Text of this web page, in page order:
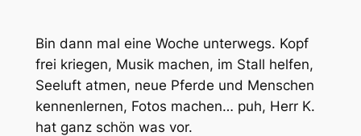
Bin dann mal eine Woche unterwegs. Kopf
frei kriegen, Musik machen, im Stall helfen,
Seeluft atmen, neue Pferde und Menschen
kennenlernen, Fotos machen… puh, Herr K.
hat ganz schön was vor.